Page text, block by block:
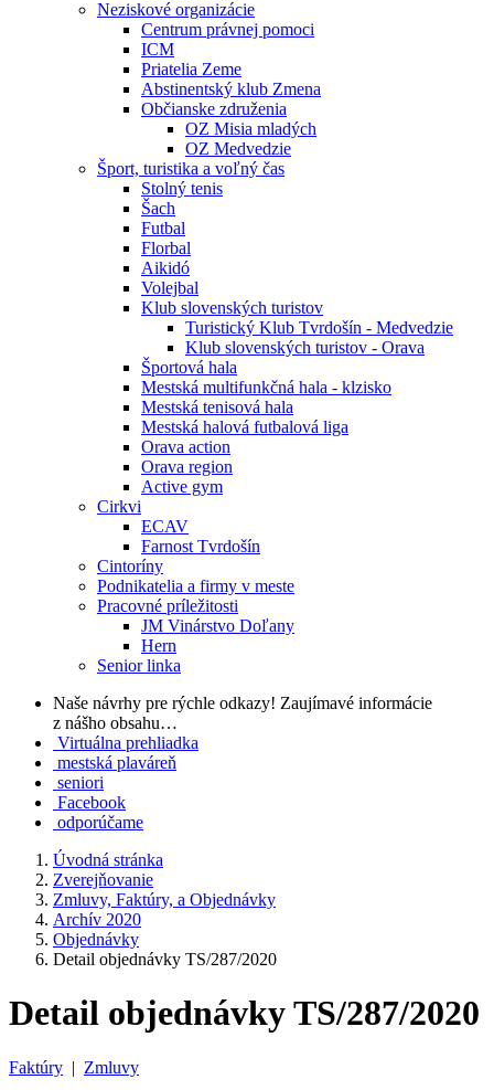
Neziskové organizácie
Centrum právnej pomoci
ICM
Priatelia Zeme
Abstinentský klub Zmena
Občianske združenia
OZ Misia mladých
OZ Medvedzie
Šport, turistika a voľný čas
Stolný tenis
Šach
Futbal
Florbal
Aikidó
Volejbal
Klub slovenských turistov
Turistický Klub Tvrdošín - Medvedzie
Klub slovenských turistov - Orava
Športová hala
Mestská multifunkčná hala - klzisko
Mestská tenisová hala
Mestská halová futbalová liga
Orava action
Orava region
Active gym
Cirkvi
ECAV
Farnost Tvrdošín
Cintoríny
Podnikatelia a firmy v meste
Pracovné príležitosti
JM Vinárstvo Doľany
Hern
Senior linka
Naše návrhy pre rýchle odkazy! Zaujímavé informácie
z nášho obsahu…
Virtuálna prehliadka
mestská plaváreň
seniori
Facebook
odporúčame
Úvodná stránka
Zverejňovanie
Zmluvy, Faktúry, a Objednávky
Archív 2020
Objednávky
Detail objednávky TS/287/2020
Detail objednávky TS/287/2020
Faktúry | Zmluvy